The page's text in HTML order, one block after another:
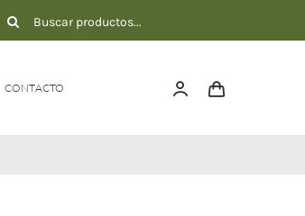
Buscar:
CONTACTO